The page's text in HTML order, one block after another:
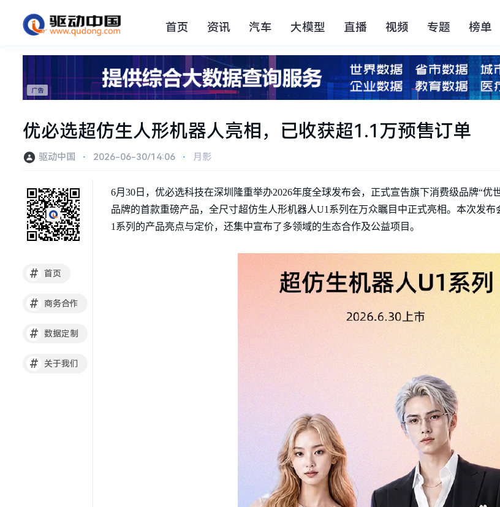
首页 资讯 汽车 大模型 直播 视频 专题 榜单
优必选超仿生人形机器人亮相，已收获超1.1万预售订单
驱动中国 ⋅ 2026-06-30/14:06 ⋅ 月影
# 首页
# 商务合作
# 数据定制
# 关于我们
6月30日，优必选科技在深圳隆重举办2026年度全球发布会，正式宣告旗下消费级品牌“优
品牌的首款重磅产品，全尺寸超仿生人形机器人U1系列在万众瞩目中正式亮相。本次发布
1系列的产品亮点与定价，还集中宣布了多领域的生态合作及公益项目。